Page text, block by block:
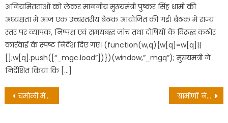
अनियमितताओं को लेकर माननीय मुख्यमंत्री पुष्कर सिंह धामी की
अध्यक्षता में आज एक उच्चस्तरीय बैठक आयोजित की गई। बैठक में राज्य
स्तर पर व्यापक, निष्पक्ष एवं समयबद्ध जांच तथा दोषियों के विरुद्ध कठोर
कार्रवाई के स्पष्ट निर्देश दिए गए। (function(w,q){w[q]=w[q]||
[];w[q].push([“_mgc.load”])})(window,”_mgq”); मुख्यमंत्री ने
निर्देशित किया कि […]
Post
चमोली में सेवा ही सम्मान अभियान के साथ मनाया गया भोले महाराज का जन्म दिवस ग्रामीणों ने अतिक्रमण हटाने की मुहीम की शुरु